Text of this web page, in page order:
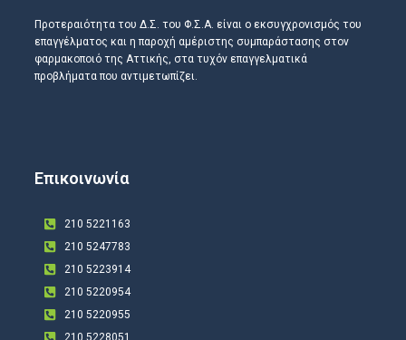
Προτεραιότητα του Δ.Σ. του Φ.Σ.Α. είναι ο εκσυγχρονισμός του
επαγγέλματος και η παροχή αμέριστης συμπαράστασης στον
φαρμακοποιό της Αττικής, στα τυχόν επαγγελματικά
προβλήματα που αντιμετωπίζει.
Επικοινωνία
210 5221163
210 5247783
210 5223914
210 5220954
210 5220955
210 5228051